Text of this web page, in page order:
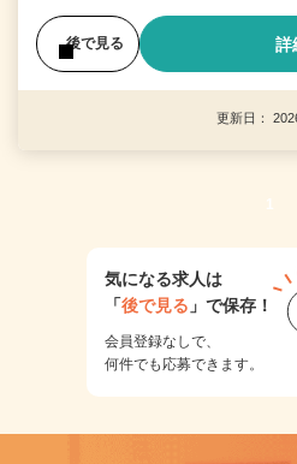
後で見る 詳
更新日：
1
気になる求人は
「後で見る 」で保存！
会員登録なしで、
何件でも応募できます。